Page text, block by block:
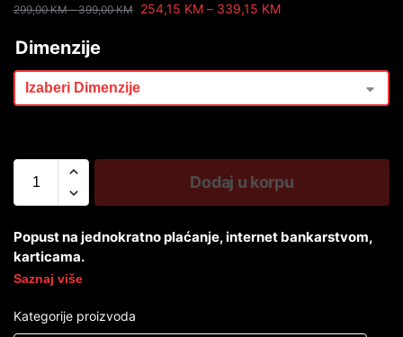
299,00KM – 399,00KM 254,15 KM – 339,15 KM
Dimenzije
Dodaj u korpu
Popust na jednokratno plaćanje, internet bankarstvom,
karticama.
Saznaj više
Kategorije proizvoda